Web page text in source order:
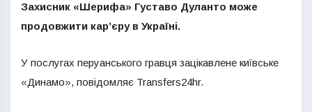
Захисник «Шерифа» Густаво Дуланто може
продовжити кар’єру в Україні.
У послугах перуанського гравця зацікавлене київське
«Динамо», повідомляє Transfers24hr.